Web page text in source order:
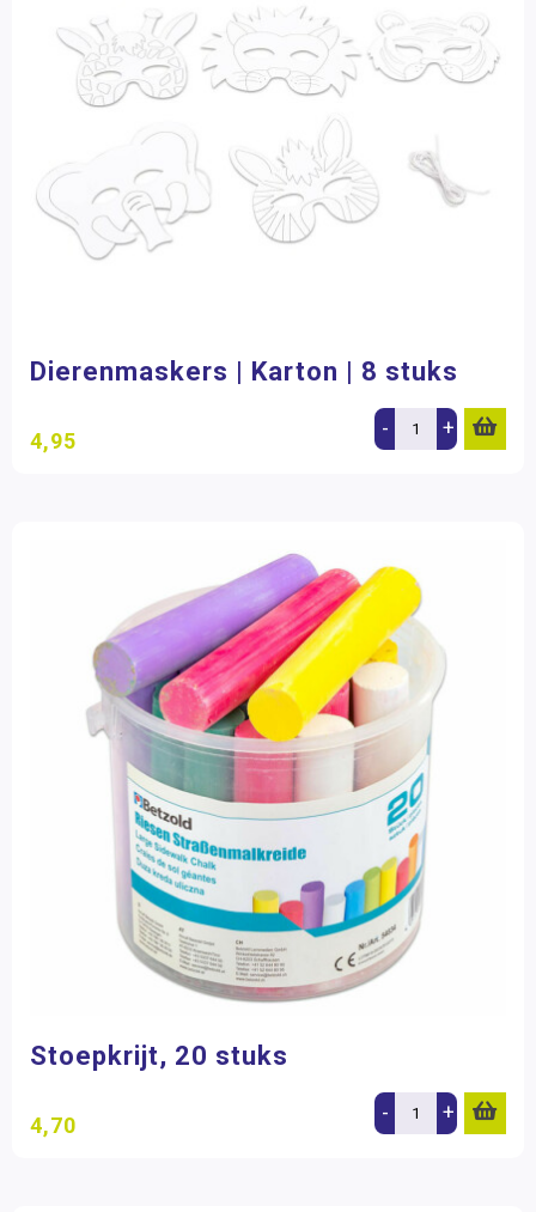
Dierenmaskers | Karton | 8 stuks
4,95 - +
Stoepkrijt, 20 stuks
4,70 - +